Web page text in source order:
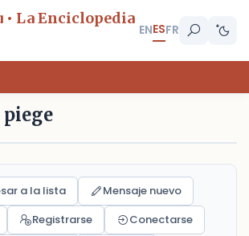
La Enciclopedia
ENESFR
a la lista
Mensaje nuevo
Registrarse
Conectarse